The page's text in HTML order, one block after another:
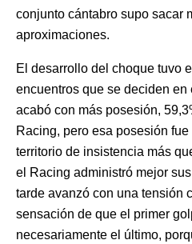
conjunto cántabro supo sacar
aproximaciones.
El desarrollo del choque tuvo
encuentros que se deciden
acabó con más posesión,
Racing, pero esa posesión
territorio de insistencia más
el Racing administró mejor
tarde avanzó con una tensión
sensación de que el primer
necesariamente el último,